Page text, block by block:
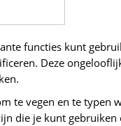
functies kunt
Deze
te vegen en te typen
die je kunt gebruiken